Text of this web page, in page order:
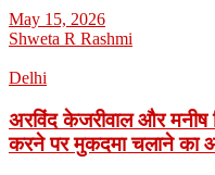
May 15, 2026
Shweta R Rashmi
Delhi
अरविंद केजरीवाल और मनीष
करने पर मुकदमा चलाने का